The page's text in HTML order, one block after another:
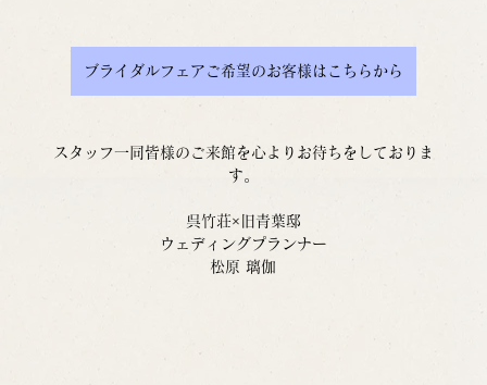
ブライダルフェアご希望のお客様はこちらから
スタッフ一同皆様のご来館を心よりお待ちをしておりま
す。
呉竹荘×旧青葉邸
ウェディングプランナー
松原 璃伽